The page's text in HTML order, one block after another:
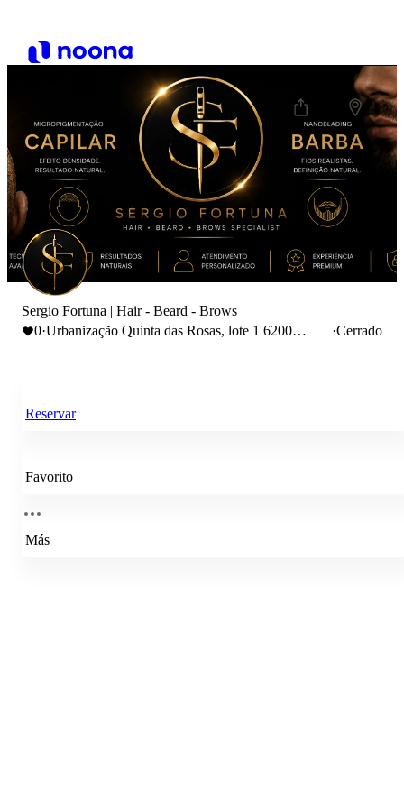
Sergio Fortuna | Hair - Beard - Brows
0·Urbanização Quinta das Rosas, lote 1 6200
·Cerrado
Reservar
Favorito
Más